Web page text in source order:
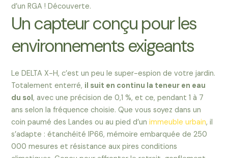
d’un RGA ! Découverte.
Un capteur conçu pour les
environnements exigeants
Le DELTA X-H, c’est un peu le super-espion de votre jardin.
Totalement enterré, il suit en continu la teneur en eau
du sol, avec une précision de 0,1 %, et ce, pendant 1 à 7
ans selon la fréquence choisie. Que vous soyez dans un
coin paumé des Landes ou au pied d’unimmeuble urbain, il
s’adapte : étanchéité IP66, mémoire embarquée de 250
000 mesures et résistance aux pires conditions